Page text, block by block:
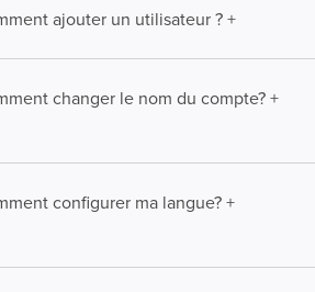
ajouter un utilisateur ? +
changer le nom du compte? +
configurer ma langue? +